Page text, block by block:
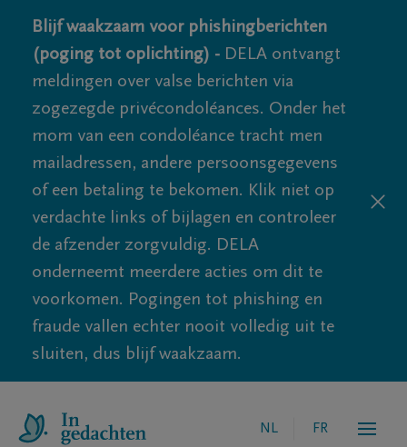
Blijf waakzaam voor phishingberichten
(poging tot oplichting) - DELA ontvangt
meldingen over valse berichten via
zogezegde privécondoléances. Onder het
mom van een condoléance tracht men
mailadressen, andere persoonsgegevens
of een betaling te bekomen. Klik niet op
verdachte links of bijlagen en controleer
de afzender zorgvuldig. DELA
onderneemt meerdere acties om dit te
voorkomen. Pogingen tot phishing en
fraude vallen echter nooit volledig uit te
sluiten, dus blijf waakzaam.
NL FR